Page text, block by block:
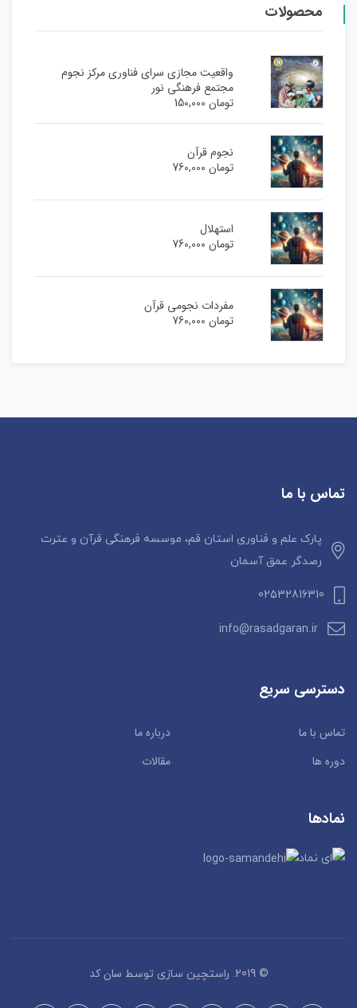
محصولات
واقعیت مجازی سرای فناوری مرکز نجوم
مجتمع فرهنگی نور
تومان150,000
نجوم قرآن
تومان760,000
استهلال
تومان760,000
مفردات نجومی قرآن
تومان760,000
تماس با ما
پارک علم و فناوری استان قم، موسسه فرهنگی قرآن و عترت
رصدگر عمق آسمان
02532816310
info@rasadgaran.ir
دسترسی سریع
تماس با ما
درباره ما
دوره ها
مقالات
نمادها
© 2019. راستچین سازی توسط سان کد